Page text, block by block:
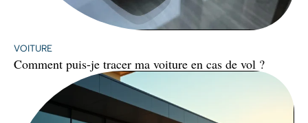
VOITURE
Comment puis-je tracer ma voiture en cas de vol ?